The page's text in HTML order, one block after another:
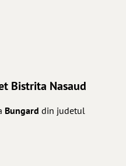
Bistrita Nasaud
Bungard din judetul